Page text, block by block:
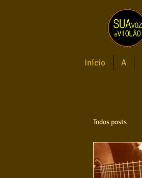
Início A
Todos posts
Axé